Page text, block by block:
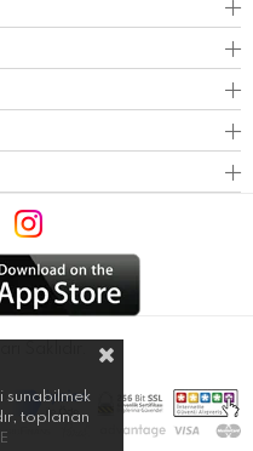
sunabilmek
toplanan